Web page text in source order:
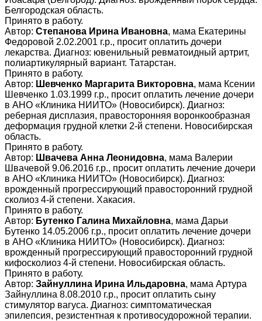
Белгородская область.
Принято в работу.
Автор: Степанова Ирина Ивановна, мама Екатерины
Федоровой 2.02.2001 г.р., просит оплатить дочери
лекарства. Диагноз: ювенильный ревматоидный артрит,
полиартикулярный вариант. Татарстан.
Принято в работу.
Автор: Шевченко Маргарита Викторовна, мама Ксении
Шевченко 1.03.1999 г.р., просит оплатить лечение дочери
в АНО «Клиника НИИТО» (Новосибирск). Диагноз:
реберная дисплазия, правосторонняя воронкообразная
деформация грудной клетки 2-й степени. Новосибирская
область.
Принято в работу.
Автор: Швачева Анна Леонидовна, мама Валерии
Швачевой 9.06.2016 г.р., просит оплатить лечение дочери
в АНО «Клиника НИИТО» (Новосибирск). Диагноз:
врожденный прогрессирующий правосторонний грудной
сколиоз 4-й степени. Хакасия.
Принято в работу.
Автор: Бутенко Галина Михайловна, мама Дарьи
Бутенко 14.05.2006 г.р., просит оплатить лечение дочери
в АНО «Клиника НИИТО» (Новосибирск). Диагноз:
врожденный прогрессирующий правосторонний грудной
кифосколиоз 4-й степени. Новосибирская область.
Принято в работу.
Автор: Зайнуллина Ирина Ильдаровна, мама Артура
Зайнуллина 8.08.2010 г.р., просит оплатить сыну
стимулятор вагуса. Диагноз: симптоматическая
эпилепсия, резистентная к противосудорожной терапии.